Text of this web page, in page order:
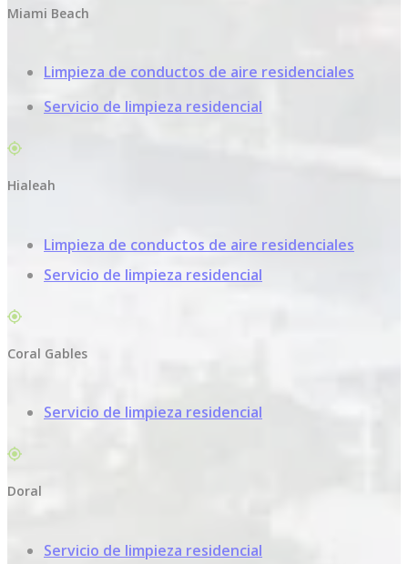
Miami Beach
Limpieza de conductos de aire residenciales
Servicio de limpieza residencial
Hialeah
Limpieza de conductos de aire residenciales
Servicio de limpieza residencial
Coral Gables
Servicio de limpieza residencial
Doral
Servicio de limpieza residencial